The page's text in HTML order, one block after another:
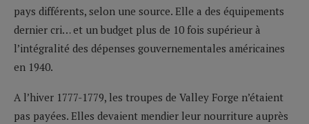
pays différents, selon une source. Elle a des équipements
dernier cri… et un budget plus de 10 fois supérieur à
l’intégralité des dépenses gouvernementales américaines
en 1940.
A l’hiver 1777-1779, les troupes de Valley Forge n’étaient
pas payées. Elles devaient mendier leur nourriture auprès